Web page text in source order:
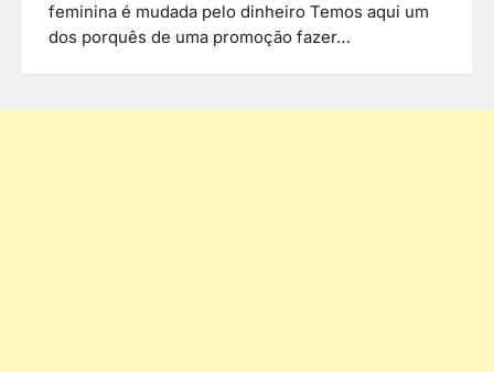
feminina é mudada pelo dinheiro Temos aqui um
dos porquês de uma promoção fazer…